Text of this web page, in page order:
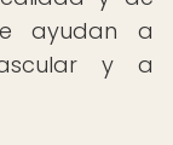
ayudan a
y a